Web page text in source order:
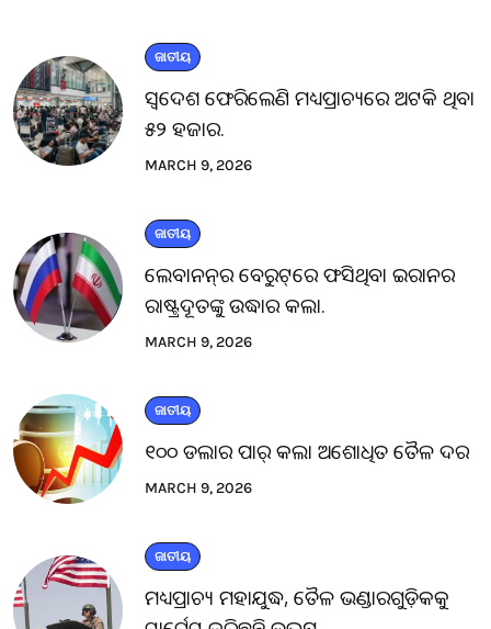
ଜାତୀୟ
ସ୍ବଦେଶ ଫେରିଲେଣି ମଧ୍ୟପ୍ରାଚ୍ୟରେ ଅଟକି ଥିବା
୫୨ ହଜାର.
MARCH 9, 2026
ଜାତୀୟ
ଲେବାନନ୍‌ର ବେରୁଟ୍‌ରେ ଫସିଥିବା ଇରାନର
ରାଷ୍ଟ୍ରଦୂତଙ୍କୁ ଉଦ୍ଧାର କଲା.
MARCH 9, 2026
ଜାତୀୟ
୧୦୦ ଡଲାର ପାର୍ କଲା ଅଶୋଧିତ ତୈଳ ଦର
MARCH 9, 2026
ଜାତୀୟ
ମଧ୍ୟପ୍ରାଚ୍ୟ ମହାଯୁଦ୍ଧ, ତୈଳ ଭଣ୍ଡାରଗୁଡ଼ିକକୁ